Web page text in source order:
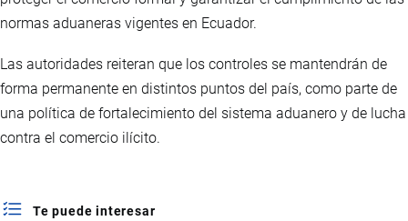
normas aduaneras vigentes en Ecuador.
Las autoridades reiteran que los controles se mantendrán de
forma permanente en distintos puntos del país, como parte de
una política de fortalecimiento del sistema aduanero y de lucha
contra el comercio ilícito.
Te puede interesar